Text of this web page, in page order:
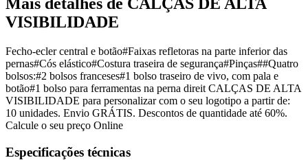
Mais detalhes de CALÇAS DE ALTA
VISIBILIDADE
Fecho-ecler central e botão#Faixas refletoras na parte inferior das
pernas#Cós elástico#Costura traseira de segurança#Pinças##Quatro
bolsos:#2 bolsos franceses#1 bolso traseiro de vivo, com pala e
botão#1 bolso para ferramentas na perna direit CALÇAS DE ALTA
VISIBILIDADE para personalizar com o seu logotipo a partir de:
10 unidades. Envio GRÁTIS. Descontos de quantidade até 60%.
Calcule o seu preço Online
Especificações técnicas